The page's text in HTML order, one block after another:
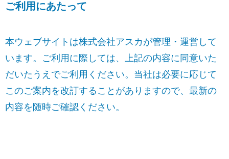
ご利用にあたって
本ウェブサイトは株式会社アスカが管理・運営して
います。ご利用に際しては、上記の内容に同意いた
だいたうえでご利用ください。当社は必要に応じて
このご案内を改訂することがありますので、最新の
内容を随時ご確認ください。